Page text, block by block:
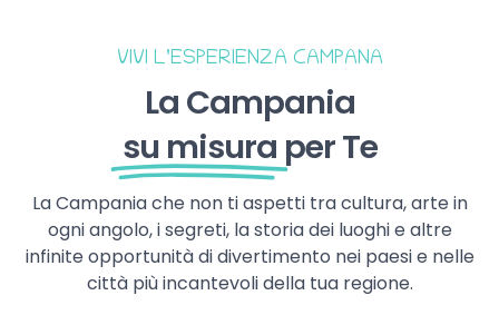
VIVI L’ESPERIENZA CAMPANA
La Campania
su misura per Te
La Campania che non ti aspetti tra cultura, arte in
ogni angolo, i segreti, la storia dei luoghi e altre
infinite opportunità di divertimento nei paesi e nelle
città più incantevoli della tua regione.